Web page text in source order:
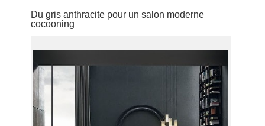
Du gris anthracite pour un salon moderne
cocooning